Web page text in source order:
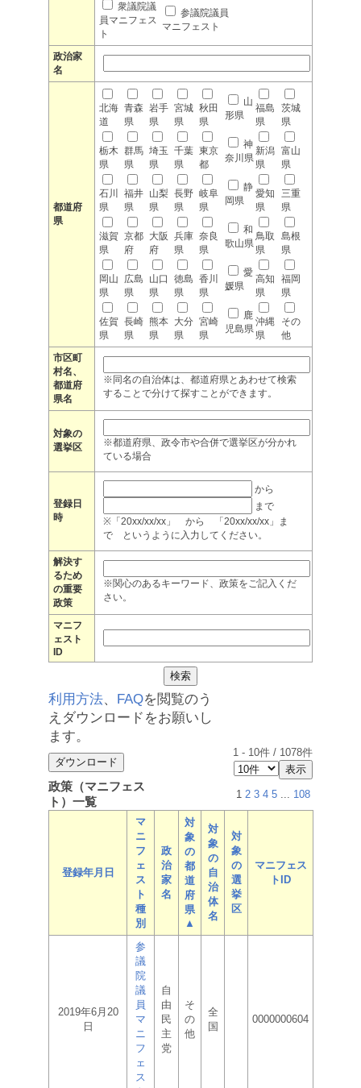
衆議院議
員マニフェス
ト
参議院議員
マニフェスト
政治家
名
都道府
県
北海
道
青森
県
岩手
県
宮城
県
秋田
県
山
形県
福島
県
茨城
県
栃木
県
群馬
県
埼玉
県
千葉
県
東京
都
神
奈川県
新潟
県
富山
県
石川
県
福井
県
山梨
県
長野
県
岐阜
県
静
岡県
愛知
県
三重
県
滋賀
県
京都
府
大阪
府
兵庫
県
奈良
県
和
歌山県
鳥取
県
島根
県
岡山
県
広島
県
山口
県
徳島
県
香川
県
愛
媛県
高知
県
福岡
県
佐賀
県
長崎
県
熊本
県
大分
県
宮崎
県
鹿
児島県
沖縄
県
その
他
市区町
村名、
都道府
県名
※同名の自治体は、都道府県とあわせて検索
することで分けて探すことができます。
対象の
選挙区
※都道府県、政令市や合併で選挙区が分かれ
ている場合
登録日
時
から
まで
※「20xx/xx/xx」 から 「20xx/xx/xx」ま
で というように入力してください。
解決す
るため
の重要
政策
※関心のあるキーワード、政策をご記入くだ
さい。
マニフ
ェスト
ID
利用方法、 FAQを閲覧のう
えダウンロードをお願いし
ます。
1 - 10件 / 1078件
政策（マニフェス
ト）一覧
1 2 3 4 5 ... 108
登録年月日
マ
ニ
フ
ェ
ス
ト
種
別
政
治
家
名
対
象
の
都
道
府
県
▲
対
象
の
自
治
体
名
対
象
の
選
挙
区
マニフェス
トID
2019年6月20
日
参
議
院
議
員
マ
ニ
フ
ェ
ス
自
由
民
主
党
そ
の
他
全
国
0000000604